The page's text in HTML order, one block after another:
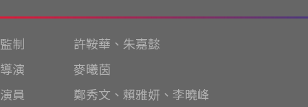
監制
許鞍華、朱嘉懿
導演
麥曦茵
演員
鄭秀文、賴雅妍、李曉峰